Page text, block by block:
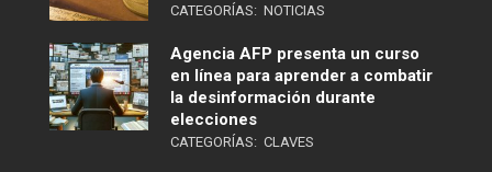
CATEGORÍAS: NOTICIAS
Agencia AFP presenta un curso
en línea para aprender a combatir
la desinformación durante
elecciones
CATEGORÍAS: CLAVES